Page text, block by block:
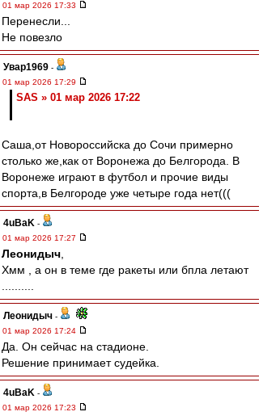
01 мар 2026 17:33
Перенесли...
Не повезло
Увар1969 -
01 мар 2026 17:29
SAS » 01 мар 2026 17:22
Саша,от Новороссийска до Сочи примерно
столько же,как от Воронежа до Белгорода. В
Воронеже играют в футбол и прочие виды
спорта,в Белгороде уже четыре года нет(((
4uBaK -
01 мар 2026 17:27
Леонидыч
Хмм , а он в теме где ракеты или бпла летают
Леонидыч -
01 мар 2026 17:24
Да. Он сейчас на стадионе.
Решение принимает судейка.
4uBaK -
01 мар 2026 17:23